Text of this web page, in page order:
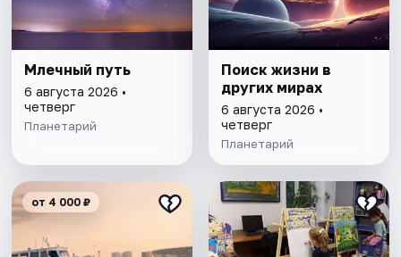
Млечный путь
6 августа 2026 •
четверг
Планетарий
Поиск жизни в
других мирах
6 августа 2026 •
четверг
Планетарий
от 4 000 ₽